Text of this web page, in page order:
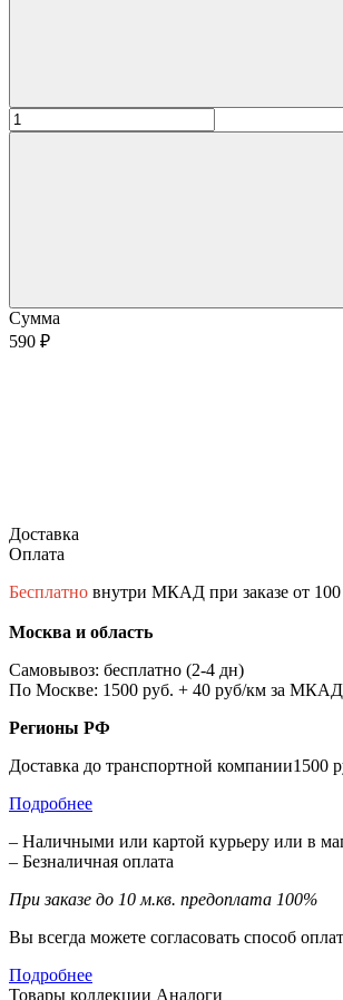
Сумма
590 ₽
Доставка
Оплата
Бесплатно внутри МКАД при заказе от 100
Москва и область
Самовывоз: бесплатно (2-4 дн)
По Москве: 1500 руб. + 40 руб/км за
Регионы РФ
Доставка до транспортной компании1500
Подробнее
– Наличными или картой курьеру или в
– Безналичная оплата
При заказе до 10 м.кв. предоплата 100%
Вы всегда можете согласовать способ
Подробнее
Товары коллекции Аналоги